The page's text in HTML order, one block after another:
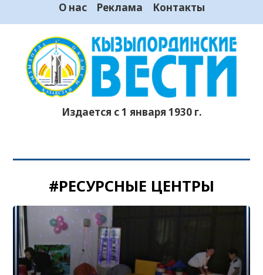
О нас Реклама Контакты
Издается с 1 января 1930 г.
#РЕСУРСНЫЕ ЦЕНТРЫ